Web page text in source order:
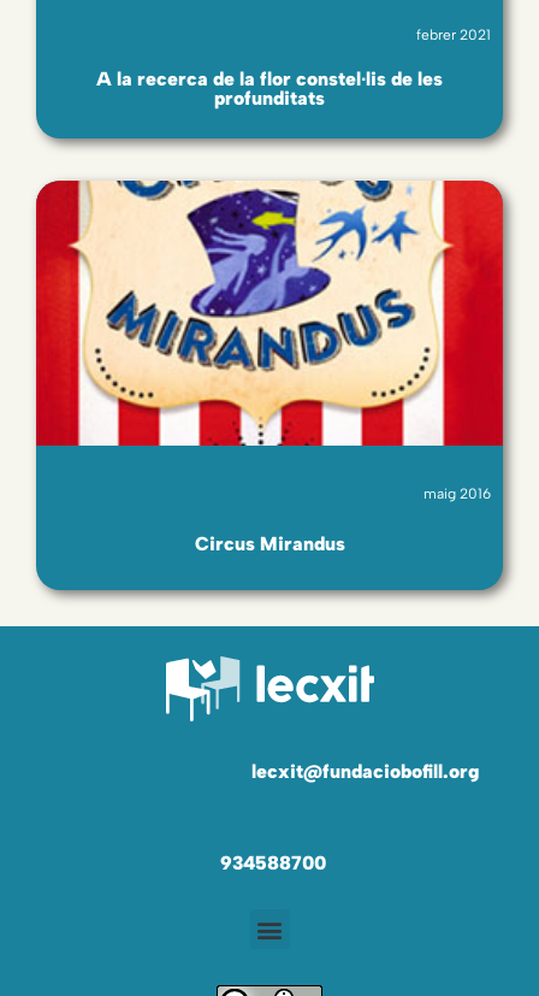
febrer 2021
A la recerca de la flor constel∙lis de les
profunditats
maig 2016
Circus Mirandus
lecxit@fundaciobofill.org
934588700